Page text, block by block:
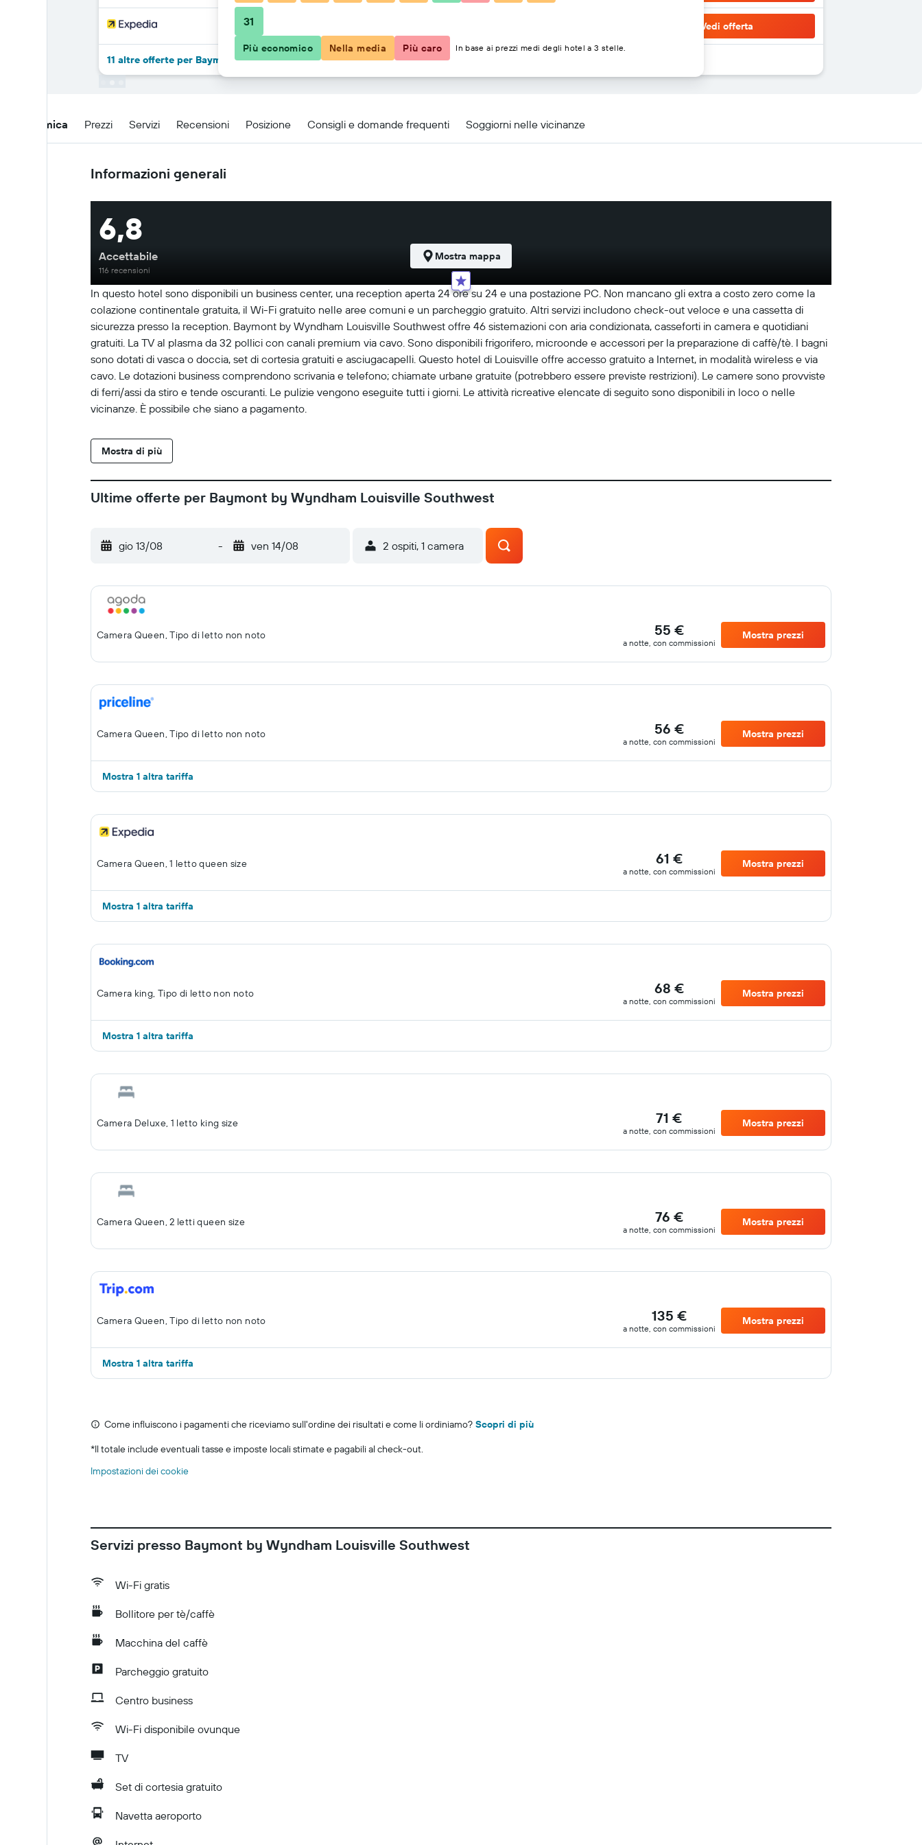
Vedi offerta
11 altre offerte per Baymont by Wyndham Louisville Southwest
Panoramica Prezzi Servizi Recensioni Posizione Consigli e domande frequenti Soggiorni nelle vicinanze
Informazioni generali
In questo hotel sono disponibili un business center, una reception aperta 24 ore su 24 e una postazione PC. Non mancano gli extra a costo zero come la
colazione continentale gratuita, il Wi-Fi gratuito nelle aree comuni e un parcheggio gratuito. Altri servizi includono check-out veloce e una cassetta di
sicurezza presso la reception. Baymont by Wyndham Louisville Southwest offre 46 sistemazioni con aria condizionata, casseforti in camera e quotidiani
gratuiti. La TV al plasma da 32 pollici con canali premium via cavo. Sono disponibili frigorifero, microonde e accessori per la preparazione di caffè/tè. I bagni
sono dotati di vasca o doccia, set di cortesia gratuiti e asciugacapelli. Questo hotel di Louisville offre accesso gratuito a Internet, in modalità wireless e via
cavo. Le dotazioni business comprendono scrivania e telefono; chiamate urbane gratuite (potrebbero essere previste restrizioni). Le camere sono provviste
di ferri/assi da stiro e tende oscuranti. Le pulizie vengono eseguite tutti i giorni. Le attività ricreative elencate di seguito sono disponibili in loco o nelle
vicinanze. È possibile che siano a pagamento.
Mostra di più
6,8
Accettabile
116 recensioni
Mostra mappa
Ultime offerte per Baymont by Wyndham Louisville Southwest
gio 13/08 - ven 14/08 2 ospiti, 1 camera
Camera Queen, Tipo di letto non noto 55 €
a notte, con commissioni
Mostra prezzi
Camera Queen, Tipo di letto non noto 56 €
a notte, con commissioni
Mostra prezzi
Mostra 1 altra tariffa
Camera Queen, 1 letto queen size 61 €
a notte, con commissioni
Mostra prezzi
Mostra 1 altra tariffa
Camera king, Tipo di letto non noto 68 €
a notte, con commissioni
Mostra prezzi
Mostra 1 altra tariffa
Camera Deluxe, 1 letto king size 71 €
a notte, con commissioni
Mostra prezzi
Camera Queen, 2 letti queen size 76 €
a notte, con commissioni
Mostra prezzi
Camera Queen, Tipo di letto non noto 135 €
a notte, con commissioni
Mostra prezzi
Mostra 1 altra tariffa
Come influiscono i pagamenti che riceviamo sull'ordine dei risultati e come li ordiniamo? Scopri di più
*Il totale include eventuali tasse e imposte locali stimate e pagabili al check-out.
Impostazioni dei cookie
Servizi presso Baymont by Wyndham Louisville Southwest
Wi-Fi gratis
Bollitore per tè/caffè
Macchina del caffè
Parcheggio gratuito
Centro business
Wi-Fi disponibile ovunque
TV
Set di cortesia gratuito
Navetta aeroporto
31
Più economico Nella media Più caro In base ai prezzi medi degli hotel a 3 stelle.